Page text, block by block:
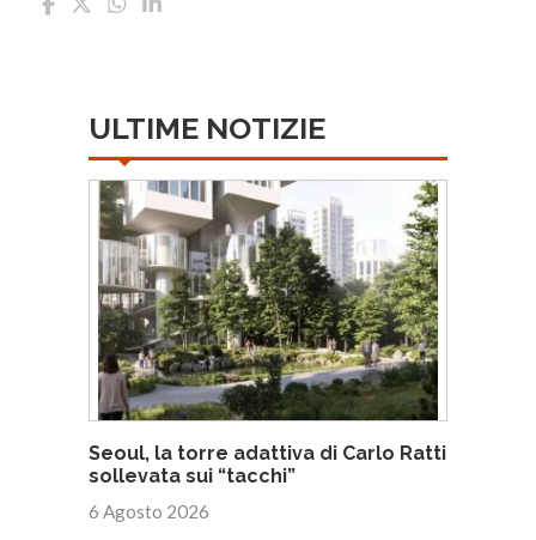
ULTIME NOTIZIE
Seoul, la torre adattiva di Carlo Ratti
sollevata sui “tacchi”
6 Agosto 2026